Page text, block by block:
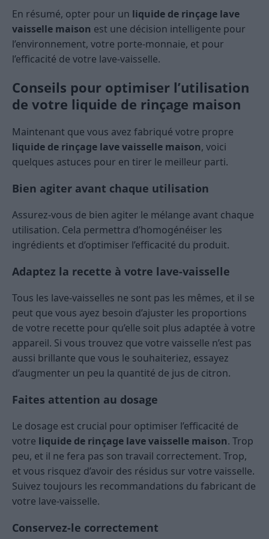
En résumé, opter pour un liquide de rinçage lave
vaisselle maison est une décision intelligente pour
l’environnement, votre porte-monnaie, et pour
l’efficacité de votre lave-vaisselle.
Conseils pour optimiser l’utilisation
de votre liquide de rinçage maison
Maintenant que vous avez fabriqué votre propre
liquide de rinçage lave vaisselle maison, voici
quelques astuces pour en tirer le meilleur parti.
Bien agiter avant chaque utilisation
Assurez-vous de bien agiter le mélange avant chaque
utilisation. Cela permettra d’homogénéiser les
ingrédients et d’optimiser l’efficacité du produit.
Adaptez la recette à votre lave-vaisselle
Tous les lave-vaisselles ne sont pas les mêmes, et il se
peut que vous ayez besoin d’ajuster les proportions
de votre recette pour qu’elle soit plus adaptée à votre
appareil. Si vous trouvez que votre vaisselle n’est pas
aussi brillante que vous le souhaiteriez, essayez
d’augmenter un peu la quantité de jus de citron.
Faites attention au dosage
Le dosage est crucial pour optimiser l’efficacité de
votre liquide de rinçage lave vaisselle maison. Trop
peu, et il ne fera pas son travail correctement. Trop,
et vous risquez d’avoir des résidus sur votre vaisselle.
Suivez toujours les recommandations du fabricant de
votre lave-vaisselle.
Conservez-le correctement